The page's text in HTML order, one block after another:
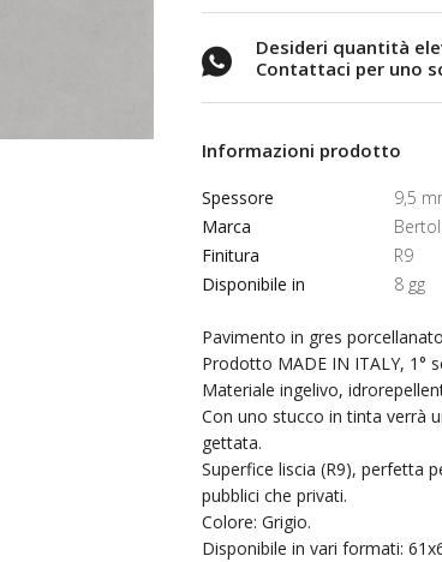
Desideri quantità
Contattaci per uno
Informazioni prodotto
Spessore
9,5
Marca
Finitura
R9
Disponibile in
8 gg
Pavimento in gres
Prodotto MADE IN ITALY, 1°
Materiale ingelivo,
Con uno stucco in tinta verrà
gettata.
Superfice liscia (R9), perfetta
pubblici che privati.
Colore: Grigio.
Disponibile in vari formati: